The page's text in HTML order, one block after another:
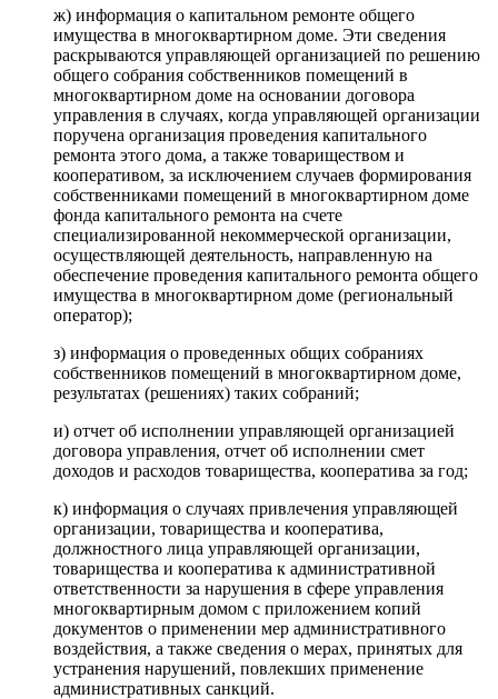
ж) информация о капитальном ремонте общего
имущества в многоквартирном доме. Эти сведения
раскрываются управляющей организацией по решению
общего собрания собственников помещений в
многоквартирном доме на основании договора
управления в случаях, когда управляющей организации
поручена организация проведения капитального
ремонта этого дома, а также товариществом и
кооперативом, за исключением случаев формирования
собственниками помещений в многоквартирном доме
фонда капитального ремонта на счете
специализированной некоммерческой организации,
осуществляющей деятельность, направленную на
обеспечение проведения капитального ремонта общего
имущества в многоквартирном доме (региональный
оператор);
з) информация о проведенных общих собраниях
собственников помещений в многоквартирном доме,
результатах (решениях) таких собраний;
и) отчет об исполнении управляющей организацией
договора управления, отчет об исполнении смет
доходов и расходов товарищества, кооператива за год;
к) информация о случаях привлечения управляющей
организации, товарищества и кооператива,
должностного лица управляющей организации,
товарищества и кооператива к административной
ответственности за нарушения в сфере управления
многоквартирным домом с приложением копий
документов о применении мер административного
воздействия, а также сведения о мерах, принятых для
устранения нарушений, повлекших применение
административных санкций.